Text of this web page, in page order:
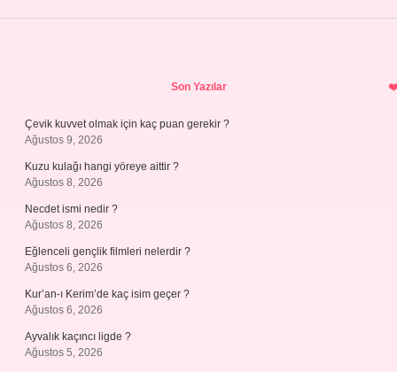
Son Yazılar
Çevik kuvvet olmak için kaç puan gerekir ?
Ağustos 9, 2026
Kuzu kulağı hangi yöreye aittir ?
Ağustos 8, 2026
Necdet ismi nedir ?
Ağustos 8, 2026
Eğlenceli gençlik filmleri nelerdir ?
Ağustos 6, 2026
Kur’an-ı Kerim’de kaç isim geçer ?
Ağustos 6, 2026
Ayvalık kaçıncı ligde ?
Ağustos 5, 2026